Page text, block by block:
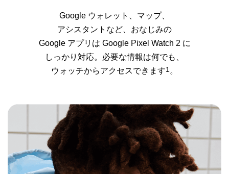
Google ウォレット、マップ、
アシスタントなど、おなじみの
Google アプリは Google Pixel Watch 2 に
しっかり対応。必要な情報は何でも、
ウォッチからアクセスできます1。